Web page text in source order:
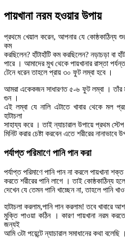
পায়খানা নরম হওয়ার উপায়
প্রথমে খেয়াল করেন, আপনার যে
কম
করছিলেন? হাঁটাহাঁটি কম করছিলেন? নড়াচড়া বা
পারে । আমাদের মুখ থেকে পায়খানার রাস্তা
টেনে ধরেন তাহলে প্রায় ৩০ ফুট লম্বা হবে ।
আমরা একেকজন সাধারণত ৫-৬ ফুট লম্বা । তাঁর
গুন ।
এই লম্বা যে নালি এটাতে খাবার থেকে মল
হাটাচলা
সাহায্য করে । তাই ন্যাচারাল উপায়ে প্রথম
মিনিট করার চেষ্টা করবেন এতে শরীরের নানাভাবে
পর্যাপ্ত পরিমাণে পানি পান করা
পর্যাপ্ত পরিমাণে পানি পান না করলে পায়খানা
করতে শরীরের পানি লাগে । তাই কোষ্ঠকাঠিন্য
দেখেন যে তেমন পানি খাচ্ছেন না, তাহলে পানি
হাটাচলা করলাম,পানি পান করলাম! তবে খাবারে
মুক্তি পাওয়া কঠিন । কারণ পায়খানা নরম
জন্যই
আমি ৩টা পয়েন্টে ন্যাচারাল সমাধানের কথা বলেছি ।